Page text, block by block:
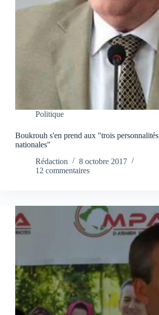
Politique
Boukrouh s'en prend aux "trois personnalités
nationales"
Rédaction
8 octobre 2017
12 commentaires